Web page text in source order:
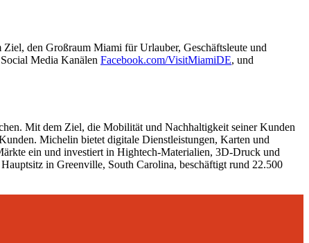
den Großraum Miami für Urlauber, Geschäftsleute und
Media Kanälen Facebook.com/VisitMiamiDE, und
Mit dem Ziel, die Mobilität und Nachhaltigkeit seiner Kunden
Michelin bietet digitale Dienstleistungen, Karten und
ein und investiert in Hightech-Materialien, 3D-Druck und
in Greenville, South Carolina, beschäftigt rund 22.500